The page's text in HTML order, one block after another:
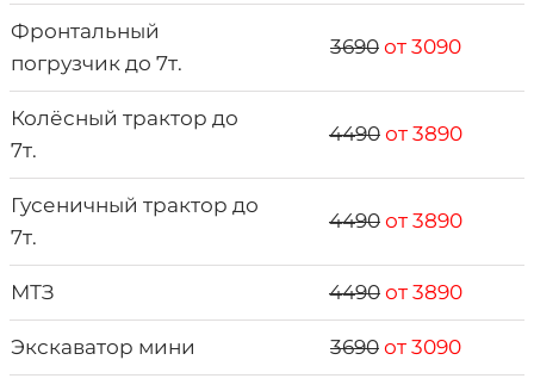
Фронтальный
погрузчик до 7т.
3690 от 3090
Колёсный трактор до
7т.
4490 от 3890
Гусеничный трактор до
7т.
4490 от 3890
МТЗ 4490 от 3890
Экскаватор мини 3690 от 3090